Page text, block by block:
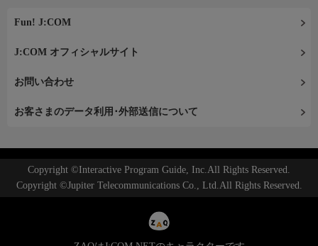
Fun! J:COM
J:COM オフィシャルサイト
お問い合わせ
お客さまのデータ利用･外部送信について
Copyright ©Interactive Program Guide, Inc.All Rights Reserved.
Copyright ©Jupiter Telecommunications Co., Ltd.All Rights Reserved.